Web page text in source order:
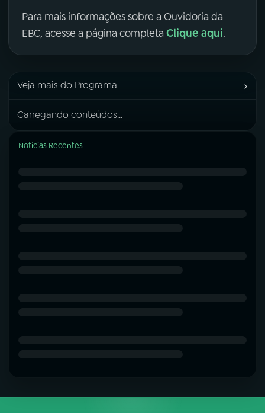
Para mais informações sobre a Ouvidoria da
EBC, acesse a página completa Clique aqui.
Veja mais do Programa ›
Carregando conteúdos...
Notícias Recentes